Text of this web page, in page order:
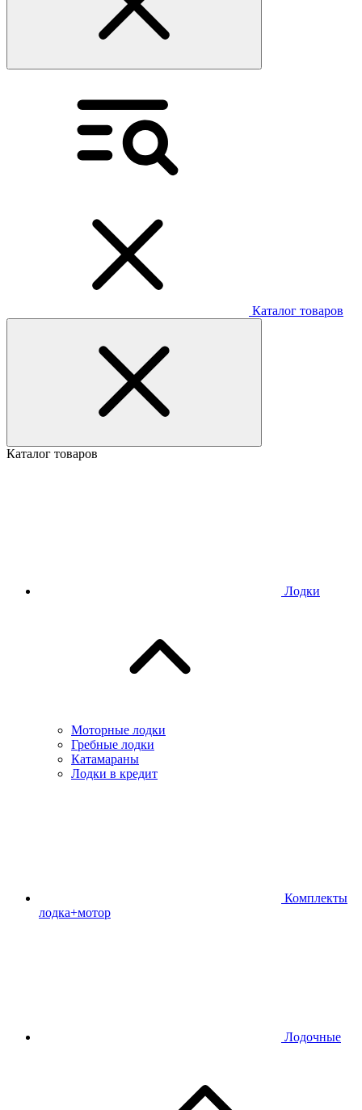
Каталог товаров
Каталог товаров
Лодки
Моторные лодки
Гребные лодки
Катамараны
Лодки в кредит
Комплекты
лодка+мотор
Лодочные